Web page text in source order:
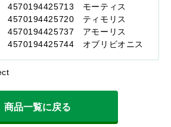
4570194425713 モーティス
4570194425720 ティモリス
4570194425737 アモーリス
4570194425744 オブリビオニス
商品一覧に戻る